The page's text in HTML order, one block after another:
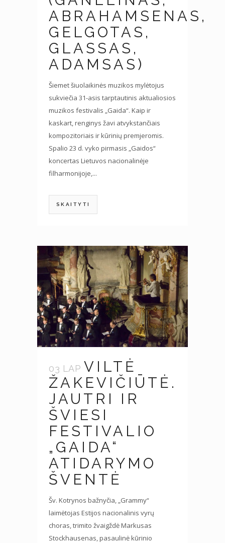
ABRAHAMSENAS,
GELGOTAS,
GLASSAS,
ADAMSAS)
Šiemet šiuolaikinės muzikos mylėtojus
sukviečia 31-asis tarptautinis aktualiosios
muzikos festivalis „Gaida“. Kaip ir
kaskart, renginys žavi atvykstančiais
kompozitoriais ir kūrinių premjeromis.
Spalio 23 d. vyko pirmasis „Gaidos“
koncertas Lietuvos nacionalinėje
filharmonijoje,...
SKAITYTI
03 LAP VILTĖ
ŽAKEVIČIŪTĖ.
JAUTRI IR
ŠVIESI
FESTIVALIO
„GAIDA“
ATIDARYMO
ŠVENTĖ
Šv. Kotrynos bažnyčia, „Grammy“
laimėtojas Estijos nacionalinis vyrų
choras, trimito žvaigždė Markusas
Stockhausenas, pasaulinė kūrinio